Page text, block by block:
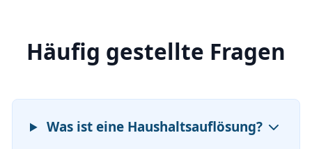
Häufig gestellte Fragen
Was ist eine Haushaltsauflösung?